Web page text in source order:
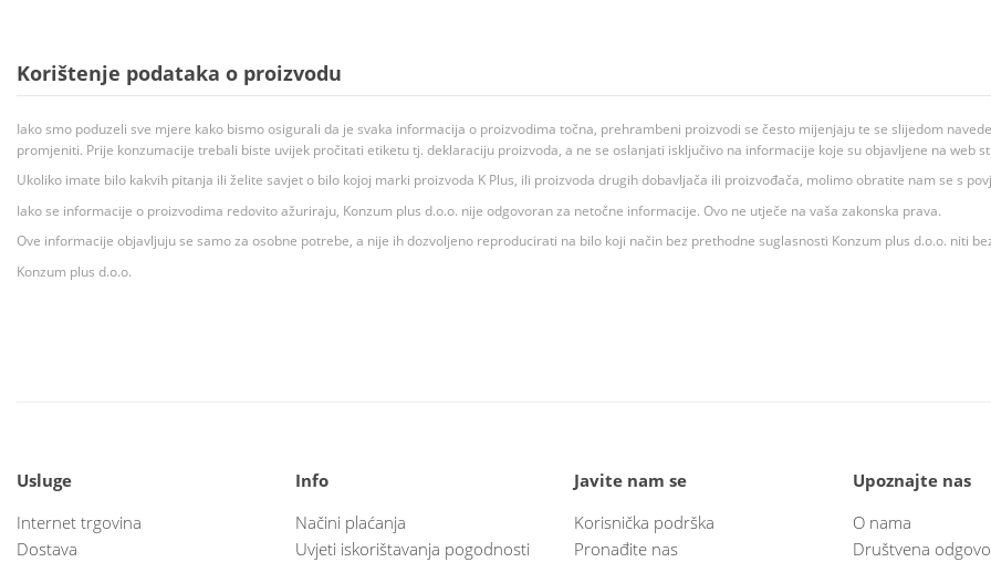
Korištenje podataka o proizvodu
Iako smo poduzeli sve mjere kako bismo osigurali da je svaka informacija o proizvodima točna, prehrambeni proizvodi se često mijenjaju te se slijedom
promjeniti. Prije konzumacije trebali biste uvijek pročitati etiketu tj. deklaraciju proizvoda, a ne se oslanjati isključivo na informacije koje su objavljene na web
Ukoliko imate bilo kakvih pitanja ili želite savjet o bilo kojoj marki proizvoda K Plus, ili proizvoda drugih dobavljača ili proizvođača, molimo obratite nam se s
Iako se informacije o proizvodima redovito ažuriraju, Konzum plus d.o.o. nije odgovoran za netočne informacije. Ovo ne utječe na vaša zakonska prava.
Ove informacije objavljuju se samo za osobne potrebe, a nije ih dozvoljeno reproducirati na bilo koji način bez prethodne suglasnosti Konzum plus d.o.o. niti
Konzum plus d.o.o.
Usluge
Internet trgovina
Dostava
Info
Načini plaćanja
Uvjeti iskorištavanja pogodnosti
Javite nam se
Korisnička podrška
Pronađite nas
Upoznajte nas
O nama
Društvena